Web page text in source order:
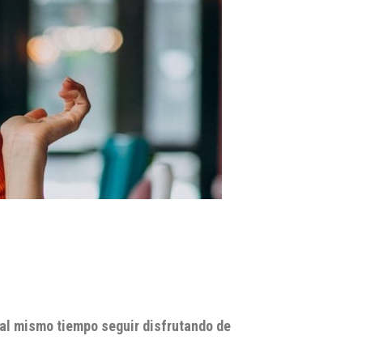
mismo tiempo seguir disfrutando de